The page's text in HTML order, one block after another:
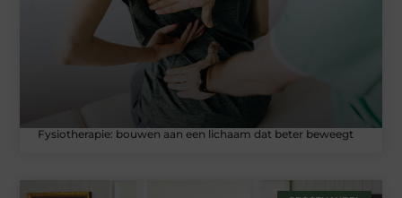
Fysiotherapie: bouwen aan een lichaam dat beter beweegt